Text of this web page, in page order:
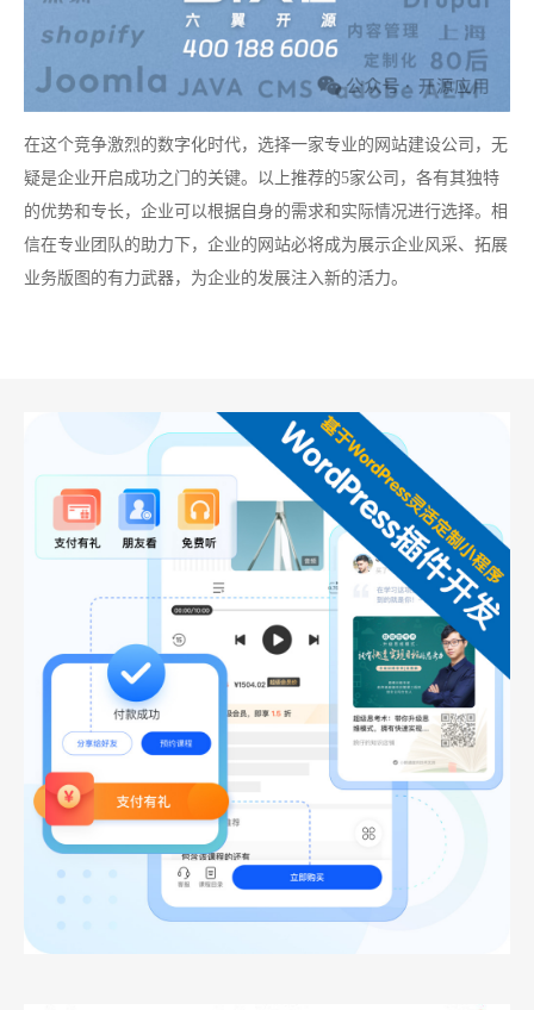
在这个竞争激烈的数字化时代，选择一家专业的网站建设公司，无
疑是企业开启成功之门的关键。以上推荐的5家公司，各有其独特
的优势和专长，企业可以根据自身的需求和实际情况进行选择。相
信在专业团队的助力下，企业的网站必将成为展示企业风采、拓展
业务版图的有力武器，为企业的发展注入新的活力。